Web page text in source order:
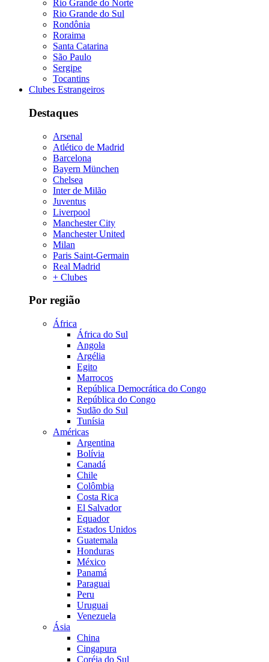
Rio Grande do Norte
Rio Grande do Sul
Rondônia
Roraima
Santa Catarina
São Paulo
Sergipe
Tocantins
Clubes Estrangeiros
Destaques
Arsenal
Atlético de Madrid
Barcelona
Bayern München
Chelsea
Inter de Milão
Juventus
Liverpool
Manchester City
Manchester United
Milan
Paris Saint-Germain
Real Madrid
+ Clubes
Por região
África
África do Sul
Angola
Argélia
Egito
Marrocos
República Democrática do Congo
República do Congo
Sudão do Sul
Tunísia
Américas
Argentina
Bolívia
Canadá
Chile
Colômbia
Costa Rica
El Salvador
Equador
Estados Unidos
Guatemala
Honduras
México
Panamá
Paraguai
Peru
Uruguai
Venezuela
Ásia
China
Cingapura
Coréia do Sul